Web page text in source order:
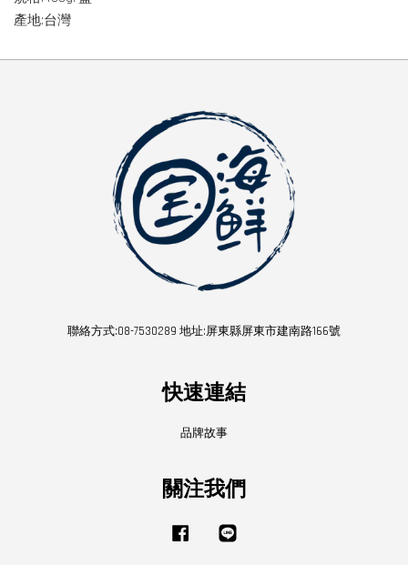
產地:台灣
聯絡方式:08-7530289 地址:屏東縣屏東市建南路166號
快速連結
品牌故事
關注我們
Facebook